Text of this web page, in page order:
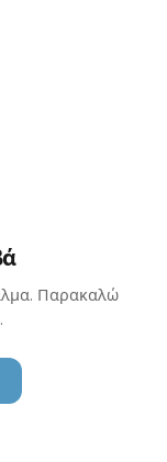
Παρακαλώ